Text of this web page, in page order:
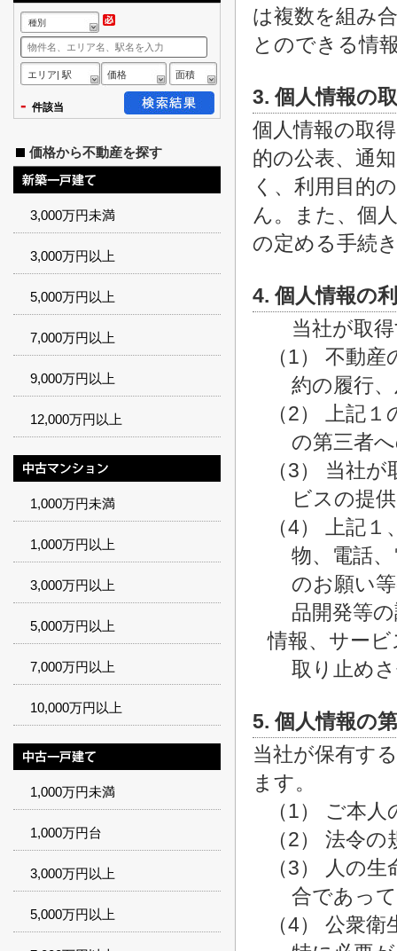
は複数を組み
とのできる情
3. 個人情報の
個人情報の取
的の公表、通
く、利用目的
ん。また、個
の定める手続
4. 個人情報の
当社が取
（1） 不動
約の履行
（2） 上記
の第三者
（3） 当社
ビスの提
（4） 上記
物、電話
のお願い
品開発等
情報、サー
取り止め
5. 個人情報の
当社が保有す
ます。
（1） ご本
（2） 法令
（3） 人の
合であっ
（4） 公衆
種別
エリア| 駅 価格 面積
- 件該当
価格から不動産を探す
3,000万円未満
3,000万円以上
5,000万円以上
7,000万円以上
9,000万円以上
12,000万円以上
1,000万円未満
1,000万円以上
3,000万円以上
5,000万円以上
7,000万円以上
10,000万円以上
1,000万円未満
1,000万円台
3,000万円以上
5,000万円以上